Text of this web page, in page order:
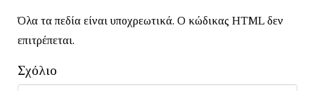
Όλα τα πεδία είναι υποχρεωτικά. Ο κώδικας HTML δεν
επιτρέπεται.
Σχόλιο